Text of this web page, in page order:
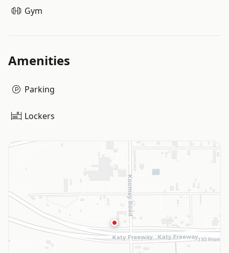
Gym
Amenities
Parking
Lockers